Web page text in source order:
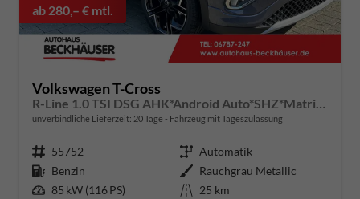
ab 280,– € mtl.
Volkswagen T-Cross
R-Line 1.0 TSI DSG AHK*Android Auto*SHZ*Matrix-LED*Kamera*Keyless*18"
unverbindliche Lieferzeit: 20 Tage Fahrzeug mit Tageszulassung
Fahrzeugnummer 55752 Getriebe Automatik
Kraftstoff Benzin Außenfarbe Rauchgrau Metallic
Leistung 85 kW (116 PS) Kilometerstand 25 km